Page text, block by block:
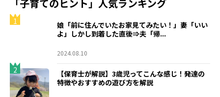
「子育てのヒント」人気ランキング
1
娘「前に住んでいたお家見てみたい！」妻「いい
よ」しかし到着した直後⇒夫「帰...
2024.08.10
2
【保育士が解説】3歳児ってこんな感じ！発達の
特徴やおすすめの遊び方を解説